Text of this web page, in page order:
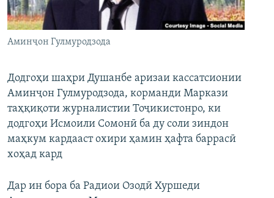
ГУЗОРИШҲОИ РАДИОӢ
Русский
Ҳамаи сомонаҳои RFE/RL
Аминҷон Гулмуродзода
Додгоҳи шаҳри Душанбе аризаи кассатсионии
Аминҷон Гулмуродзода, корманди Маркази
таҳқиқоти журналистии Тоҷикистонро, ки
додгоҳи Исмоили Сомонӣ ба ду соли зиндон
маҳкум кардааст охири ҳамин ҳафта баррасӣ
хоҳад кард
Дар ин бора ба Радиои Озодӣ Хуршеди